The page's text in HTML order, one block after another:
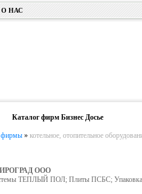
О НАС
Каталог фирм Бизнес Досье
фирмы» котельное, отопительное
ООО
ТЕПЛЫЙ ПОЛ; Плиты ПСБС; Упаковка